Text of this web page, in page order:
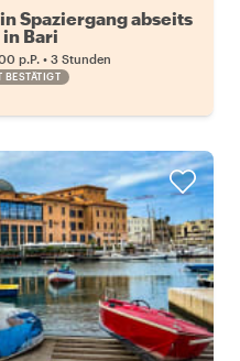
Spaziergang abseits
Bari
p.P. • 3 Stunden
BESTÄTIGT